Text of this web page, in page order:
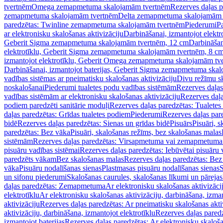
tvertnēmOmega zemapmetuma skalojamām tvertnēmRezerves daļas
zemapmetuma skalojamām tvertnēmDelta zemapmetuma
paredzētas: Twinline zemapmetuma skalojamām tvertnēmPiederumi
ar elektronisku skalošanas aktivizācijuDarbināšanai, izmantojot
Geberit Sigma zemapmetuma skalojamām tvertnēm, 12 cm
elektrotīklu, Geberit Sigma zemapmetuma skalojamām tvertnēm, 8
izmantojot elektrotīklu, Geberit Omega zemapmetuma skalojamām
Darbināšanai, izmantojot baterijas, Geberit Sigma zemapmetuma
vadības sistēmas ar pneimatisku skalošanas aktivizācijuDivu režīmu
noskalošanaiPiederumi tualetes podu vadības sistēmāmRezerves
vadības sistēmām ar elektronisku skalošanas aktivizācijuRezerves
podiem paredzēti sanitārie moduļiRezerves daļas paredzētas:
daļas paredzētas: Grīdas tualetes podiemPiederumiRezerves daļas
bidēRezerves daļas paredzētas: Sienas un grīdas bidēPisuārsPisuāri,
paredzētas: Bez vākaPisuāri, skalošanas režīms, bez skalošanas malas
sistēmāmRezerves daļas paredzētas: Virsapmetuma vai
pisuāru vadības sistēmaiRezerves daļas paredzētas: Iebūvētai pisuāru
paredzēts vākamBez skalošanas malasRezerves daļas paredzētas:
vākaPisuāru nodalīšanas sienasPlastmasas pisuāru nodalīšanas sienas
un sifonu piederumiSkalošanas caurules, skalošanas līkumi un pārejas
daļas paredzētas: ZemapmetumaAr elektronisku skalošanas
elektrotīkluAr elektronisku skalošanas aktivizāciju, darbināšana,
aktivizācijuRezerves daļas paredzētas: Ar pneimatisku skalošanas
aktivizāciju, darbināšana, izmantojot elektrotīkluRezerves daļas